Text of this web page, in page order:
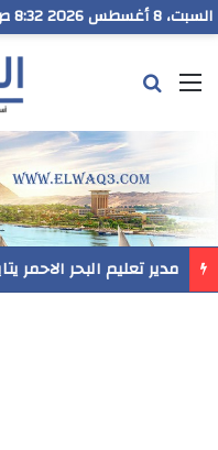
السبت، 8 أغسطس 2026 8:32 ص
القائمة